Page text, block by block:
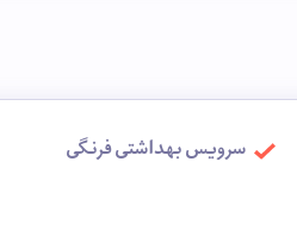
سرویس بهداشتی فرنگی